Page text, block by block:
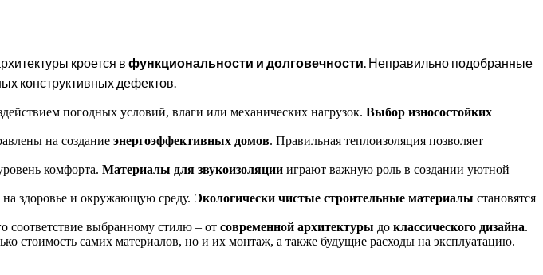
кроется в функциональности и долговечности. Неправильно подобранные
конструктивных дефектов.
погодных условий, влаги или механических нагрузок. Выбор износостойких
на создание энергоэффективных домов. Правильная теплоизоляция позволяет
комфорта. Материалы для звукоизоляции играют важную роль в создании уютной
здоровье и окружающую среду. Экологически чистые строительные материалы становятся
выбранному стилю – от современной архитектуры до классического дизайна.
стоимость самих материалов, но и их монтаж, а также будущие расходы на эксплуатацию.